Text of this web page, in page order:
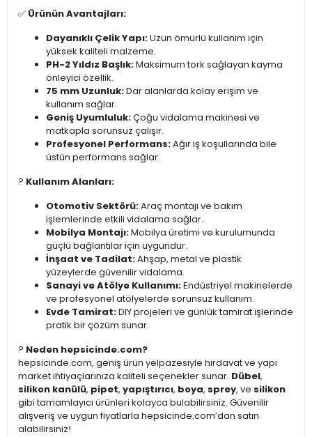
✅ Ürünün Avantajları:
Dayanıklı Çelik Yapı:Uzun ömürlü kullanım için
yüksek kaliteli malzeme.
PH-2 Yıldız Başlık:Maksimum tork sağlayan kayma
önleyici özellik.
75 mm Uzunluk:Dar alanlarda kolay erişim ve
kullanım sağlar.
Geniş Uyumluluk:Çoğu vidalama makinesi ve
matkapla sorunsuz çalışır.
Profesyonel Performans:Ağır iş koşullarında bile
üstün performans sağlar.
?️ Kullanım Alanları:
Otomotiv Sektörü:Araç montajı ve bakım
işlemlerinde etkili vidalama sağlar.
Mobilya Montajı:Mobilya üretimi ve kurulumunda
güçlü bağlantılar için uygundur.
İnşaat ve Tadilat:Ahşap, metal ve plastik
yüzeylerde güvenilir vidalama.
Sanayi ve Atölye Kullanımı:Endüstriyel makinelerde
ve profesyonel atölyelerde sorunsuz kullanım.
Evde Tamirat:DIY projeleri ve günlük tamirat işlerinde
pratik bir çözüm sunar.
? Neden hepsicinde.com?
hepsicinde.com, geniş ürün yelpazesiyle hırdavat ve yapı
market ihtiyaçlarınıza kaliteli seçenekler sunar. Dübel,
silikon kanülü, pipet, yapıştırıcı, boya, sprey, ve silikon
gibi tamamlayıcı ürünleri kolayca bulabilirsiniz. Güvenilir
alışveriş ve uygun fiyatlarla hepsicinde.com’dan satın
alabilirsiniz!